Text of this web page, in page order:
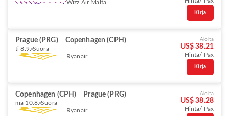
Wizz Air Malta
Kirja
Prague (PRG) Copenhagen (CPH)
ti 8.9. Suora
Ryanair
Aloita
US$ 38.21
Hinta/ Pax
Kirja
Copenhagen (CPH) Prague (PRG)
ma 10.8. Suora
Ryanair
Aloita
US$ 38.28
Hinta/ Pax